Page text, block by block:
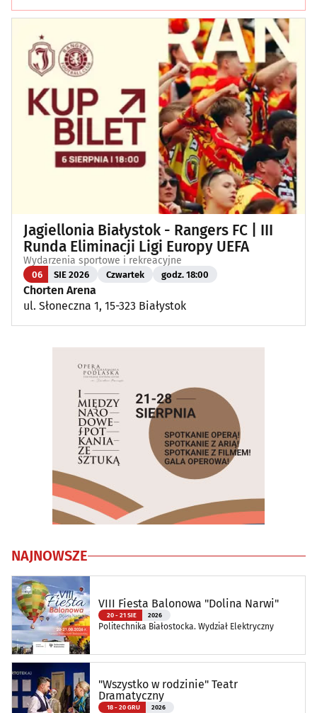
Jagiellonia Białystok - Rangers FC | III
Runda Eliminacji Ligi Europy UEFA
Wydarzenia sportowe i rekreacyjne
06 SIE 2026 Czwartek godz. 18:00
Chorten Arena
ul. Słoneczna 1, 15-323 Białystok
NAJNOWSZE
VIII Fiesta Balonowa "Dolina Narwi"
20 - 21 SIE 2026
Politechnika Białostocka. Wydział Elektryczny
"Wszystko w rodzinie" Teatr
Dramatyczny
18 - 20 GRU 2026